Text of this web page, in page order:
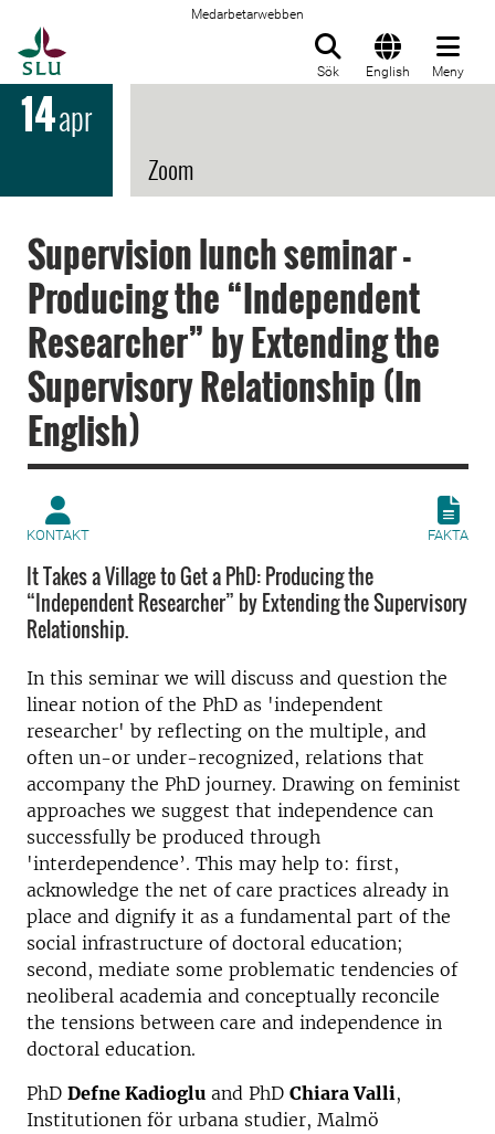
Medarbetarwebben
Sök English Meny
14apr
Zoom
Supervision lunch seminar -
Producing the “Independent
Researcher” by Extending the
Supervisory Relationship (In
English)
KONTAKT FAKTA
It Takes a Village to Get a PhD: Producing the
“Independent Researcher” by Extending the Supervisory
Relationship.
In this seminar we will discuss and question the
linear notion of the PhD as 'independent
researcher' by reflecting on the multiple, and
often un-or under-recognized, relations that
accompany the PhD journey. Drawing on feminist
approaches we suggest that independence can
successfully be produced through
'interdependence’. This may help to: first,
acknowledge the net of care practices already in
place and dignify it as a fundamental part of the
social infrastructure of doctoral education;
second, mediate some problematic tendencies of
neoliberal academia and conceptually reconcile
the tensions between care and independence in
doctoral education.
PhD Defne Kadioglu and PhD Chiara Valli,
Institutionen för urbana studier, Malmö